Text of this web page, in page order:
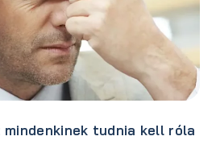
mindenkinek tudnia kell róla